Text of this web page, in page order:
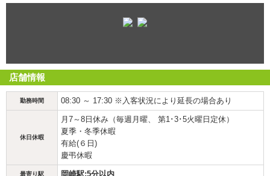
店舗情報
勤務時間 08:30 ～ 17:30 ※入客状況により延長の場合あり
休日休暇
月7～8日休み（毎週月曜、 第1･3･5火曜日定休）
夏季・冬季休暇
有給(６日)
慶弔休暇
最寄り駅 岡崎駅:5分以内